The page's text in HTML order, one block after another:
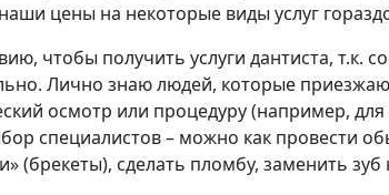
цены на некоторые виды услуг
чтобы получить услуги дантиста, т.к.
Лично знаю людей, которые
осмотр или процедуру (например, для
специалистов – можно как провести
(брекеты), сделать пломбу, заменить